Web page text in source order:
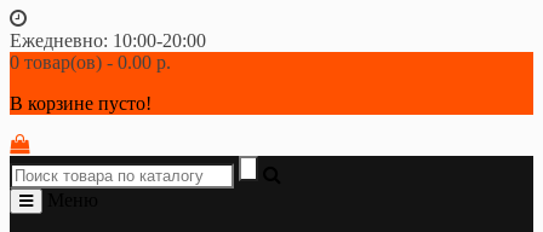
Ежедневно: 10:00-20:00
0 товар(ов) - 0.00 р.
В корзине пусто!